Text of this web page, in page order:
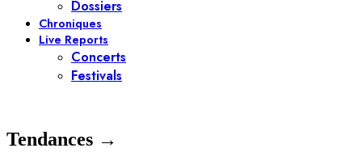
Dossiers
Chroniques
Live Reports
Concerts
Festivals
Tendances →